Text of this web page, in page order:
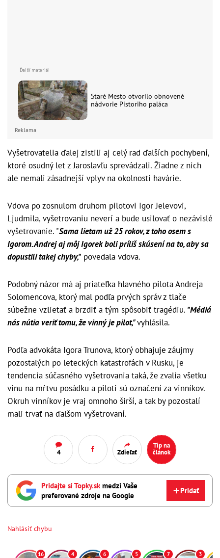
Staré Mesto otvorilo obnovené
nádvorie Pistoriho paláca
Reklama
Vyšetrovatelia ďalej zistili aj celý rad ďalších pochybení,
ktoré osudný let z Jaroslavľu sprevádzali. Žiadne z nich
ale nemali zásadnejší vplyv na okolnosti havárie.
Vdova po zosnulom druhom pilotovi Igor Jelevovi,
Ljudmila, vyšetrovaniu neverí a bude usilovať o nezávislé
vyšetrovanie. "Sama lietam už 25 rokov, z toho osem s
Igorom. Andrej aj môj Igorek boli príliš skúsení na to, aby sa
dopustili takej chyby," povedala vdova.
Podobný názor má aj priateľka hlavného pilota Andreja
Solomencova, ktorý mal podľa prvých správ z tlače
súbežne vzlietať a brzdiť a tým spôsobiť tragédiu. "Médiá
nás nútia veriť tomu, že vinný je pilot,"vyhlásila.
Podľa advokáta Igora Trunova, ktorý obhajuje záujmy
pozostalých po leteckých katastrofách v Rusku, je
tendencia súčasného vyšetrovania taká, že zvalia všetku
vinu na mŕtvu posádku a piloti sú označení za vinníkov.
Okruh vinníkov je vraj omnoho širší, a tak by pozostalí
mali trvať na ďalšom vyšetrovaní.
4 Zdieľať
Tip na
článok
Pridajte si Topky.sk medzi Vaše
preferované zdroje na Google
Pridať
Nahlásiť chybu
16 4 6 5 7 3